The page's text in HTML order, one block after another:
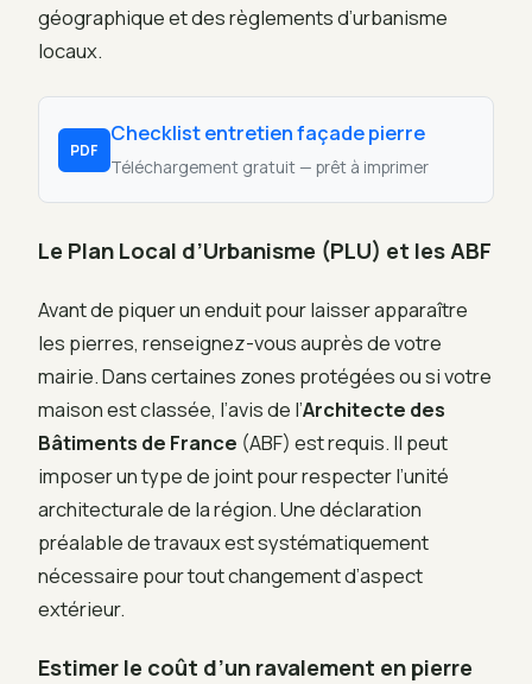
géographique et des règlements d’urbanisme
locaux.
PDF
Checklist entretien façade pierre
Téléchargement gratuit — prêt à imprimer
Le Plan Local d’Urbanisme (PLU) et les ABF
Avant de piquer un enduit pour laisser apparaître
les pierres, renseignez-vous auprès de votre
mairie. Dans certaines zones protégées ou si votre
maison est classée, l’avis de l’Architecte des
Bâtiments de France (ABF) est requis. Il peut
imposer un type de joint pour respecter l’unité
architecturale de la région. Une déclaration
préalable de travaux est systématiquement
nécessaire pour tout changement d’aspect
extérieur.
Estimer le coût d’un ravalement en pierre